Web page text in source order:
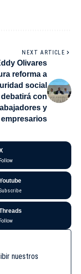
NEXT ARTICLE
Olivares
reforma a
social
con
y
empresarios
Follow
Follow
nuestros